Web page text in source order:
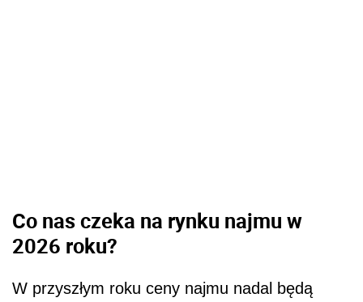
Co nas czeka na rynku najmu w
2026 roku?
W przyszłym roku ceny najmu nadal będą